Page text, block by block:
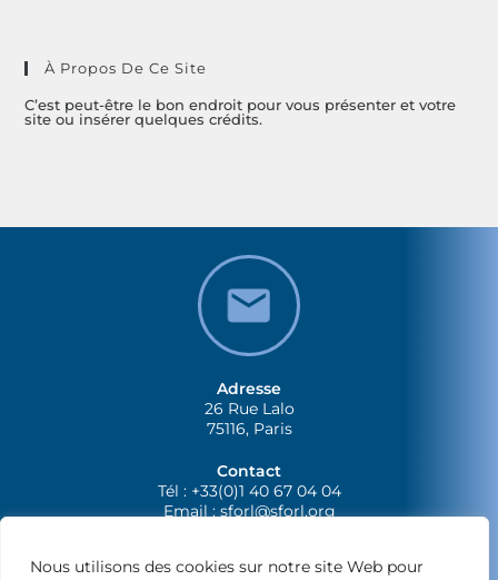
Nous utilisons des cookies sur notre site Web pour
À Propos De Ce Site
C’est peut-être le bon endroit pour vous présenter et votre
site ou insérer quelques crédits.
Adresse
26 Rue Lalo
75116, Paris
Contact
Tél : +33(0)1 40 67 04 04
Email :sforl@sforl.org